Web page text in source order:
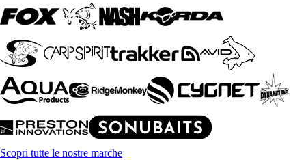
Scopri tutte le nostre marche